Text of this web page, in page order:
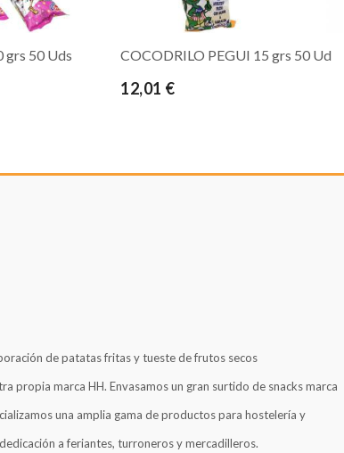
grs 50 Uds COCODRILO PEGUI 15 grs 50 Ud
12,01 €
de patatas fritas y tueste de frutos secos
propia marca HH. Envasamos un gran surtido de snacks marca
una amplia gama de productos para hostelería y
a feriantes, turroneros y mercadilleros.